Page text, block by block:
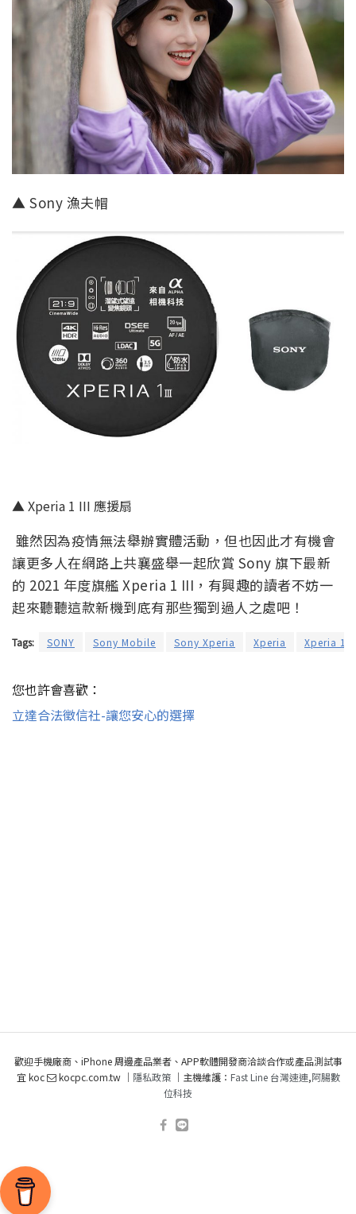
▲ Sony 漁夫帽
▲ Xperia 1 III 應援扇
雖然因為疫情無法舉辦實體活動，但也因此才有機會
讓更多人在網路上共襄盛舉一起欣賞 Sony 旗下最新
的 2021 年度旗艦 Xperia 1 III，有興趣的讀者不妨一
起來聽聽這款新機到底有那些獨到過人之處吧！
Tags: SONY Sony Mobile Sony Xperia Xperia Xperia 1
您也許會喜歡：
立達合法徵信社-讓您安心的選擇
歡迎手機廠商、iPhone 周邊產品業者、APP軟體開發商洽談合作或產品測試事
宜 koc
kocpc.com.tw ｜ 隱私政策｜主機維護： Fast Line 台灣速連,阿腸數
位科技